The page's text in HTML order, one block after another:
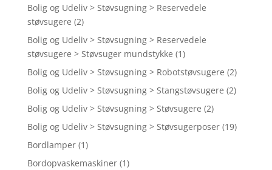
Bolig og Udeliv > Støvsugning > Reservedele
støvsugere (2)
Bolig og Udeliv > Støvsugning > Reservedele
støvsugere > Støvsuger mundstykke (1)
Bolig og Udeliv > Støvsugning > Robotstøvsugere (2)
Bolig og Udeliv > Støvsugning > Stangstøvsugere (2)
Bolig og Udeliv > Støvsugning > Støvsugere (2)
Bolig og Udeliv > Støvsugning > Støvsugerposer (19)
Bordlamper (1)
Bordopvaskemaskiner (1)